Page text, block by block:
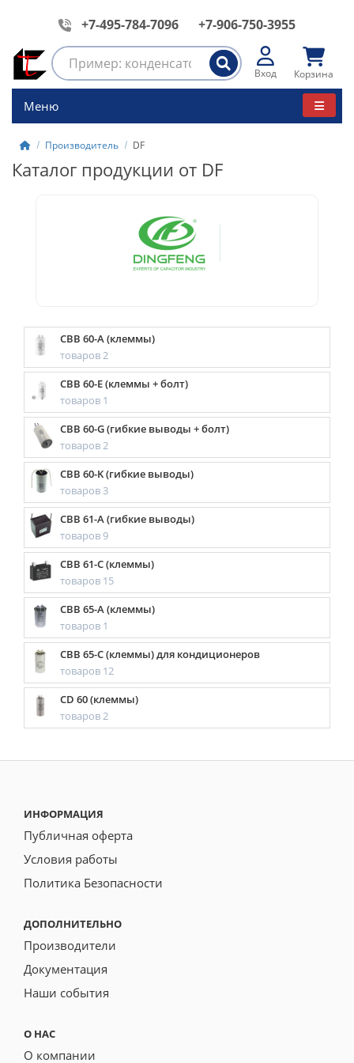
+7-495-784-7096 +7-906-750-3955
Вход Корзина
Меню
Производитель DF
Каталог продукции от DF
CBB 60-A (клеммы)
товаров 2
CBB 60-E (клеммы + болт)
товаров 1
CBB 60-G (гибкие выводы + болт)
товаров 2
CBB 60-K (гибкие выводы)
товаров 3
CBB 61-A (гибкие выводы)
товаров 9
CBB 61-C (клеммы)
товаров 15
CBB 65-A (клеммы)
товаров 1
CBB 65-C (клеммы) для кондиционеров
товаров 12
CD 60 (клеммы)
товаров 2
ИНФОРМАЦИЯ
Публичная оферта
Условия работы
Политика Безопасности
ДОПОЛНИТЕЛЬНО
Производители
Документация
Наши события
О НАС
О компании